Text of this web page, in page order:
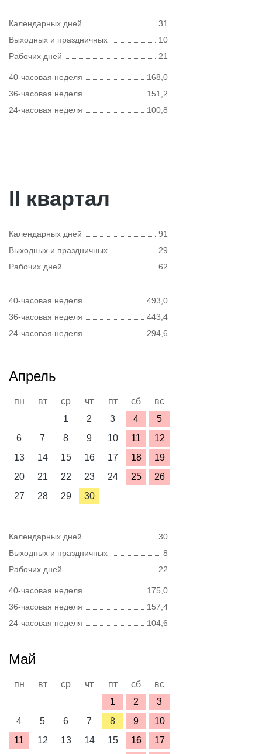
Календарных дней
31
Выходных и праздничных
10
Рабочих дней
21
40-часовая неделя
168,0
36-часовая неделя
151,2
24-часовая неделя
100,8
II квартал
Календарных дней
91
Выходных и праздничных
29
Рабочих дней
62
40-часовая неделя
493,0
36-часовая неделя
443,4
24-часовая неделя
294,6
Апрель
пн вт ср чт пт сб
вс
1
2 3 4
5
6
7 8 9 10 11
12
13
14 15 16 17 18
19
20
21 22 23 24 25
26
27
28 29 30
Календарных дней
30
Выходных и праздничных
8
Рабочих дней
22
40-часовая неделя
175,0
36-часовая неделя
157,4
24-часовая неделя
104,6
Май
пн вт ср чт пт сб
вс
1
2
3
4
5 6 7 8 9
10
11
12 13 14 15 16
17